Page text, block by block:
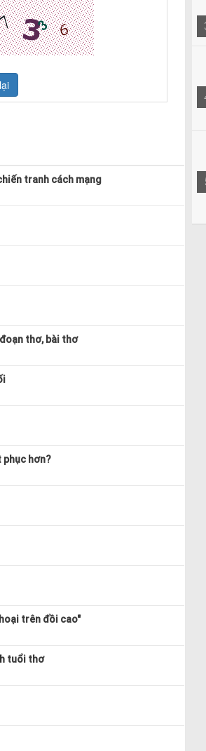
tranh cách mạng
thơ, bài thơ
phục hơn?
trên đồi cao"
tuổi thơ